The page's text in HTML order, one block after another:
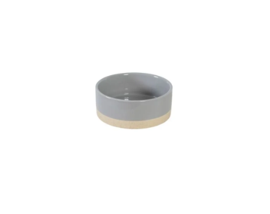
KRÁLÍCI/HLODAVCI/PTÁCI